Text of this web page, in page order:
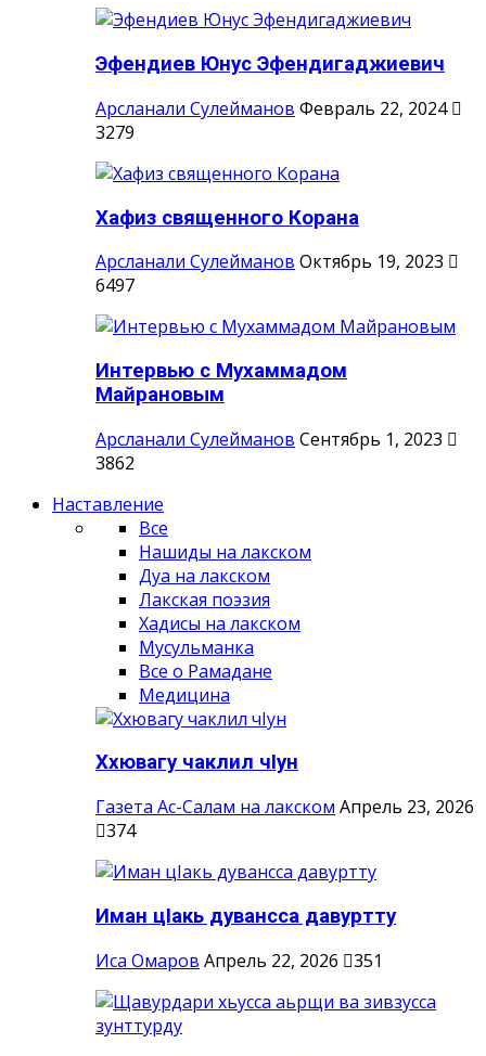
Эфендиев Юнус Эфендигаджиевич
Арсланали Сулейманов Февраль 22, 2024
3279
Хафиз священного Корана
Арсланали Сулейманов Октябрь 19, 2023
6497
Интервью с Мухаммадом
Майрановым
Арсланали Сулейманов Сентябрь 1, 2023
3862
Наставление
Все
Нашиды на лакском
Дуа на лакском
Лакская поэзия
Хадисы на лакском
Мусульманка
Все о Рамадане
Медицина
Ххювагу чаклил чIун
Газета Ас-Салам на лакском Апрель 23, 2026
374
Иман цIакь дувансса давуртту
Иса Омаров Апрель 22, 2026 351